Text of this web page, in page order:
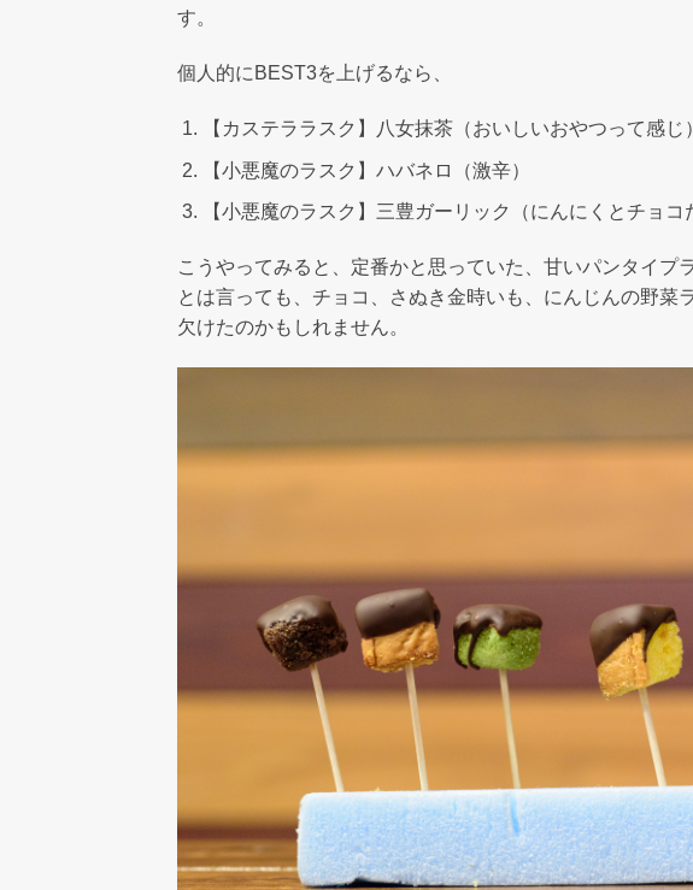
す。
個人的にBEST3を上げるなら、
【カステララスク】八女抹茶（おいしいおやつって感じ）
【小悪魔のラスク】ハバネロ（激辛）
【小悪魔のラスク】三豊ガーリック（にんにくとチョコ
こうやってみると、定番かと思っていた、甘いパンタイプ
とは言っても、チョコ、さぬき金時いも、にんじんの野菜
欠けたのかもしれません。